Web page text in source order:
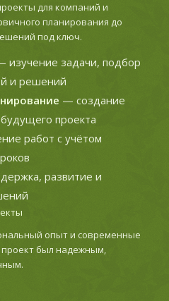
для компаний и
планирования до
под ключ.
изучение задачи, подбор
и решений
— создание
проекта
работ с учётом
развитие и
опыт и современные
был надежным,